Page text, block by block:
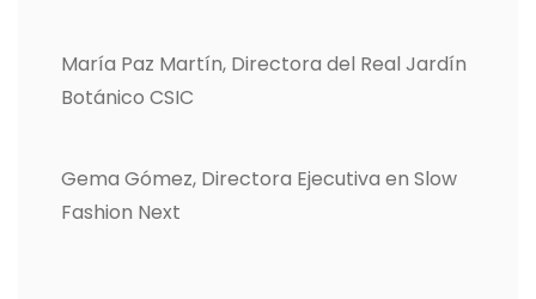
María Paz Martín, Directora del Real Jardín
Botánico CSIC
Gema Gómez, Directora Ejecutiva en Slow
Fashion Next